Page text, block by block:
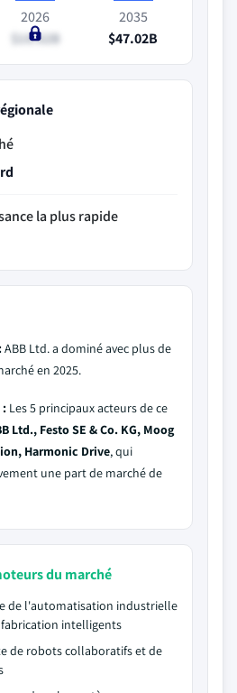
2026
$18.62B
2035
$47.02B
la plus rapide
ABB Ltd. a dominé avec plus de
en 2025.
: Les 5 principaux acteurs de ce
Ltd., Festo SE & Co. KG, Moog
Harmonic Drive, qui
une part de marché de
du marché
de l'automatisation industrielle
fabrication intelligents
de robots collaboratifs et de